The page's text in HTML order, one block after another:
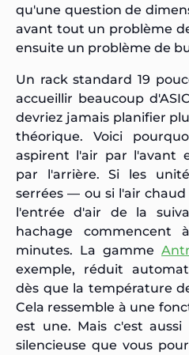
qu'une question de
avant tout un problème
ensuite un problème de
Un rack standard 19
accueillir beaucoup
devriez jamais planifier
théorique. Voici
aspirent l'air par l'avant
par l'arrière. Si les
serrées — ou si l'air
l'entrée d'air de la
hachage commencent
minutes. La gamme
exemple, réduit
dès que la température
Cela ressemble à une
est une. Mais c'est
silencieuse que vous